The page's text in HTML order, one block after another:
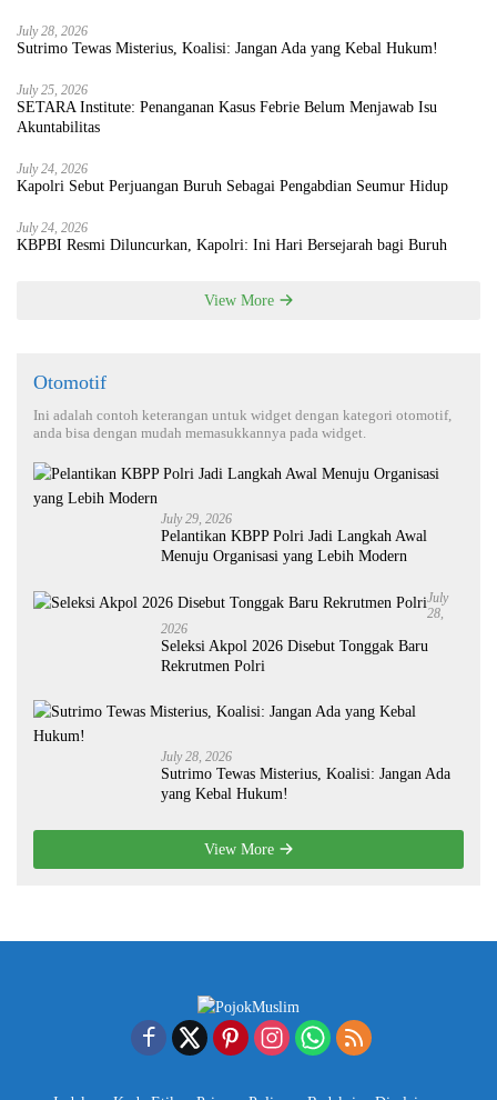
July 28, 2026
Sutrimo Tewas Misterius, Koalisi: Jangan Ada yang Kebal Hukum!
July 25, 2026
SETARA Institute: Penanganan Kasus Febrie Belum Menjawab Isu
Akuntabilitas
July 24, 2026
Kapolri Sebut Perjuangan Buruh Sebagai Pengabdian Seumur Hidup
July 24, 2026
KBPBI Resmi Diluncurkan, Kapolri: Ini Hari Bersejarah bagi Buruh
View More
Otomotif
Ini adalah contoh keterangan untuk widget dengan kategori otomotif,
anda bisa dengan mudah memasukkannya pada widget.
July 29, 2026
Pelantikan KBPP Polri Jadi Langkah Awal
Menuju Organisasi yang Lebih Modern
July
28,
2026
Seleksi Akpol 2026 Disebut Tonggak Baru
Rekrutmen Polri
July 28, 2026
Sutrimo Tewas Misterius, Koalisi: Jangan Ada
yang Kebal Hukum!
View More